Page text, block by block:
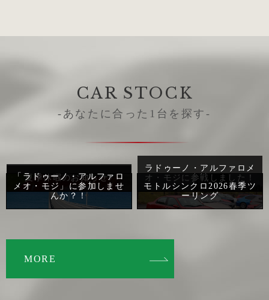
CAR STOCK
-あなたに合った1台を探す-
夏季休暇のお知らせ♪
ラドゥーノ・アルファロメ
オ・モジに参戦しました！
「ラドゥーノ・アルファロ
メオ・モジ」に参加しませ
んか？！
モトルシンクロ2026春季ツ
ーリング
MORE